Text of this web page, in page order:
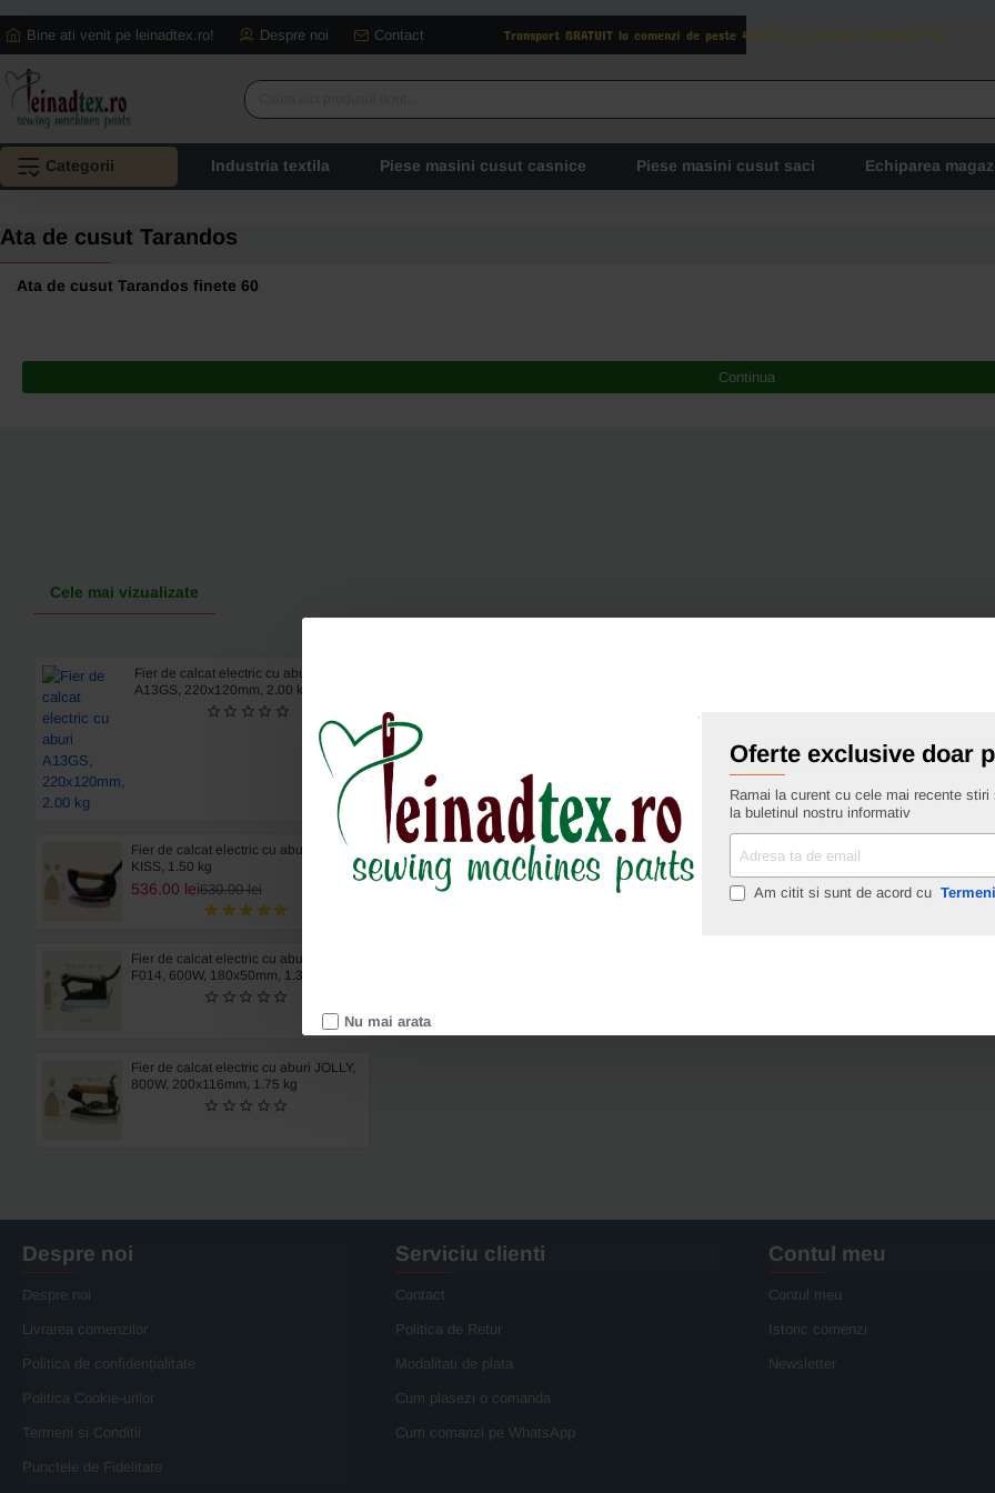
Oferte exclusive doar
Ramai la curent cu cele mai recente
la buletinul nostru informativ
ta
de
email
Am citit si sunt de acord cu
Nu mai arata
Bine ati venit pe leinadtex.ro! Despre noi Contact Transport GRATUIT la comenzi de peste 400 lei si in limita a maxim 3 kg
Cauta
dorit...
Categorii Industria textila Piese masini cusut casnice Piese masini cusut saci Echiparea
Ata de cusut Tarandos
Ata de cusut Tarandos finete 60
Continua
Cele mai vizualizate
Fier de calcat electric cu aburi
A13GS, 220x120mm, 2.00 kg
Fier de calcat electric cu aburi 2F
KISS, 1.50 kg
536.00 lei630.00 lei
Fier de calcat electric cu aburi TREVIL
F014, 600W, 180x50mm, 1.30 kg
Fier de calcat electric cu aburi JOLLY,
800W, 200x116mm, 1.75 kg
Despre noi
Despre noi
Livrarea comenzilor
Politica de confidențialitate
Politica Cookie-urilor
Termeni si Conditii
Punctele de Fidelitate
Serviciu clienti
Contact
Politica de Retur
Modalitati de plata
Cum plasezi o comanda
Cum comanzi pe WhatsApp
Contul meu
Contul meu
Istoric comenzi
Newsletter